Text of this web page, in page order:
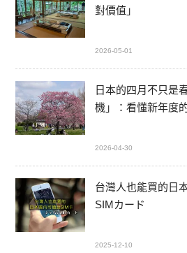
對價值」
2026-05-01
日本的四月不只是
機」：看懂新年度
2026-04-30
台灣人也能買的日
SIMカード
2025-12-10